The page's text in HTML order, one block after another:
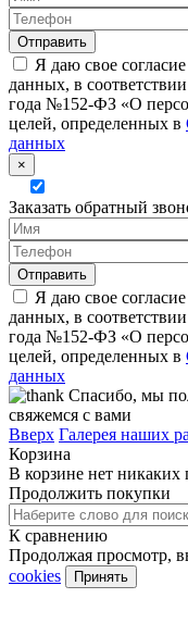
Я даю свое
данных, в
года №152-ФЗ «О
целей, определенных в
данных
×
Заказать обратный
Я даю свое
данных, в
года №152-ФЗ «О
целей, определенных в
данных
Спасибо, мы
свяжемся с вами
Вверх Галерея наших
Корзина
В корзине нет никаких
Продолжить покупки
К сравнению
Продолжая просмотр,
cookies
Принять